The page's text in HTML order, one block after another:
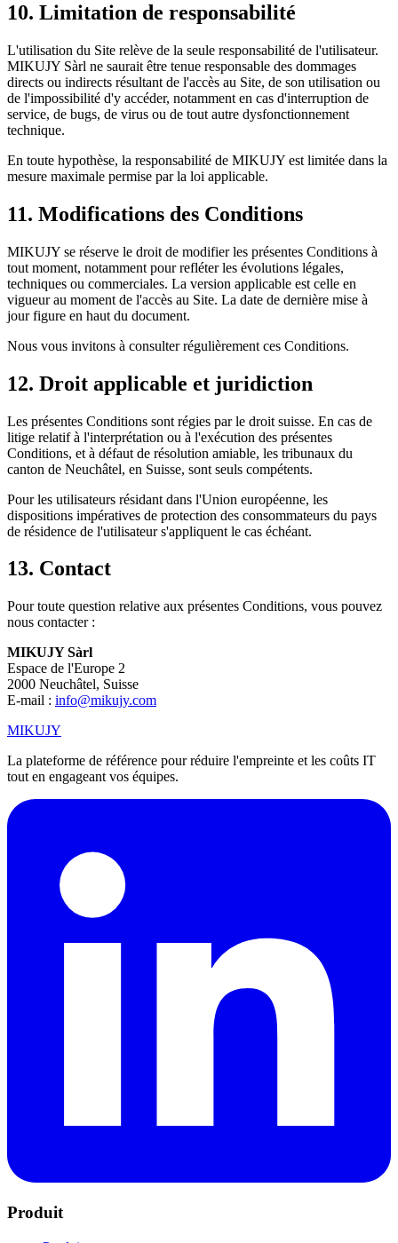
10. Limitation de responsabilité
L'utilisation du Site relève de la seule responsabilité de l'utilisateur.
MIKUJY Sàrl ne saurait être tenue responsable des dommages
directs ou indirects résultant de l'accès au Site, de son utilisation ou
de l'impossibilité d'y accéder, notamment en cas d'interruption de
service, de bugs, de virus ou de tout autre dysfonctionnement
technique.
En toute hypothèse, la responsabilité de MIKUJY est limitée dans la
mesure maximale permise par la loi applicable.
11. Modifications des Conditions
MIKUJY se réserve le droit de modifier les présentes Conditions à
tout moment, notamment pour refléter les évolutions légales,
techniques ou commerciales. La version applicable est celle en
vigueur au moment de l'accès au Site. La date de dernière mise à
jour figure en haut du document.
Nous vous invitons à consulter régulièrement ces Conditions.
12. Droit applicable et juridiction
Les présentes Conditions sont régies par le droit suisse. En cas de
litige relatif à l'interprétation ou à l'exécution des présentes
Conditions, et à défaut de résolution amiable, les tribunaux du
canton de Neuchâtel, en Suisse, sont seuls compétents.
Pour les utilisateurs résidant dans l'Union européenne, les
dispositions impératives de protection des consommateurs du pays
de résidence de l'utilisateur s'appliquent le cas échéant.
13. Contact
Pour toute question relative aux présentes Conditions, vous pouvez
nous contacter :
MIKUJY Sàrl
Espace de l'Europe 2
2000 Neuchâtel, Suisse
E-mail : info@mikujy.com
MIKUJY
La plateforme de référence pour réduire l'empreinte et les coûts IT
tout en engageant vos équipes.
Produit